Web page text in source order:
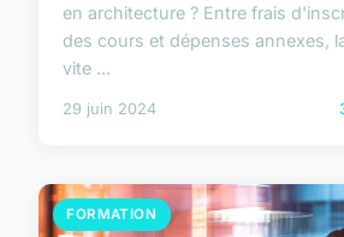
en architecture ? Entre frais
des cours et dépenses annexes,
vite ...
29 juin 2024
FORMATION